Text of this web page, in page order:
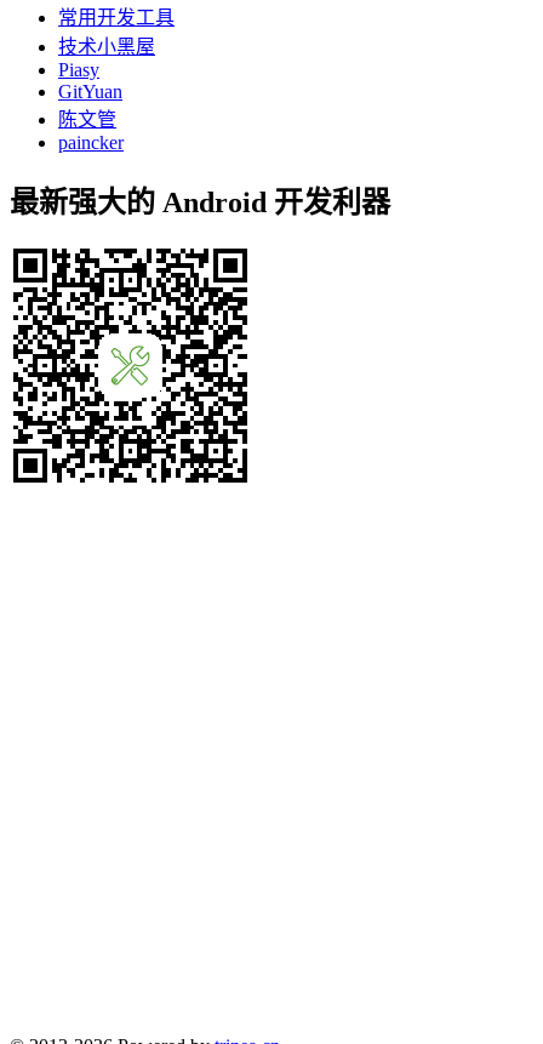
常用开发工具
技术小黑屋
Piasy
GitYuan
陈文管
paincker
最新强大的 Android 开发利器